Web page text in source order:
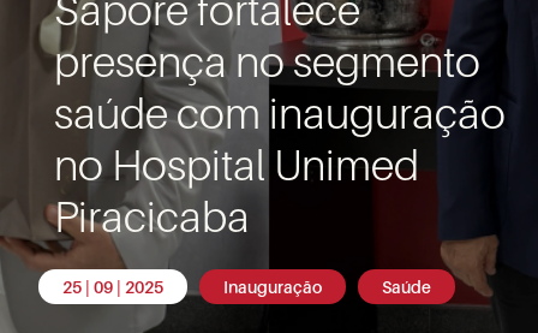
presença no segmento
saúde com inauguração
no Hospital Unimed
Piracicaba
25 | 09 | 2025 Inauguração Saúde